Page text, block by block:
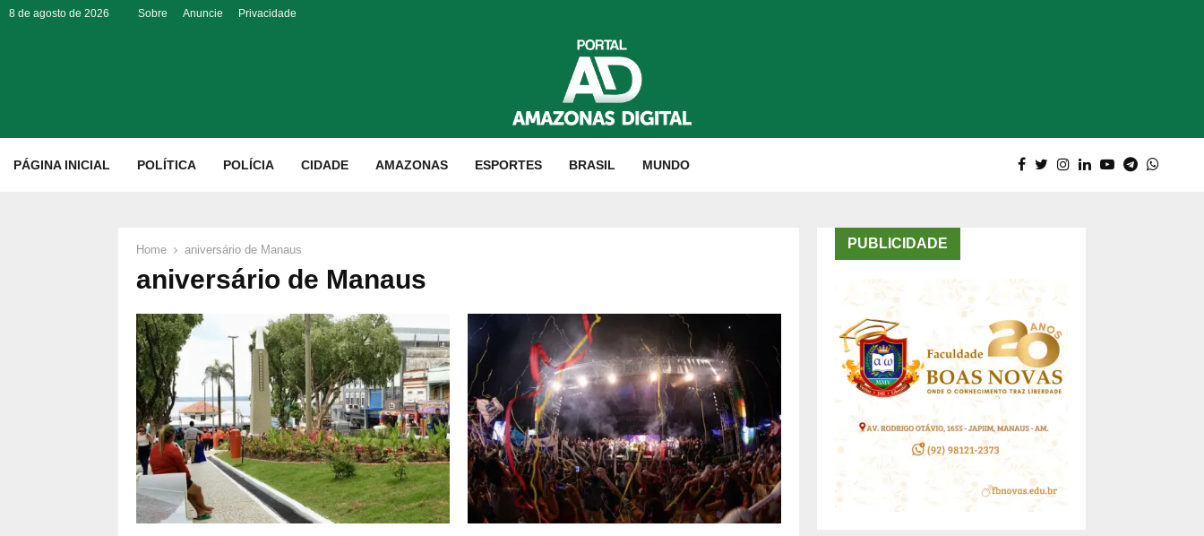
8 de agosto de 2026 Sobre Anuncie Privacidade
PÁGINA INICIAL POLÍTICA POLÍCIA CIDADE AMAZONAS ESPORTES BRASIL MUNDO
Home aniversário de Manaus
aniversário de Manaus
PUBLICIDADE